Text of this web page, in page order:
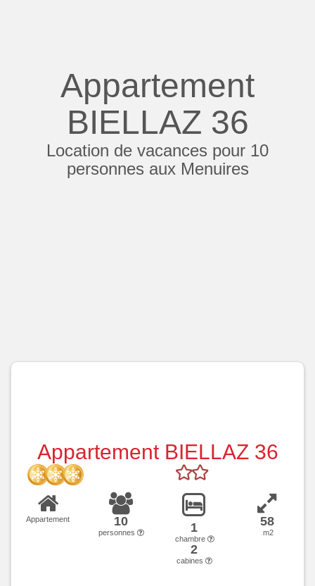
Appartement
BIELLAZ 36
Location de vacances pour 10
personnes aux Menuires
Appartement BIELLAZ 36
Appartement 10
personnes 1
chambre
2
cabines
58
m2